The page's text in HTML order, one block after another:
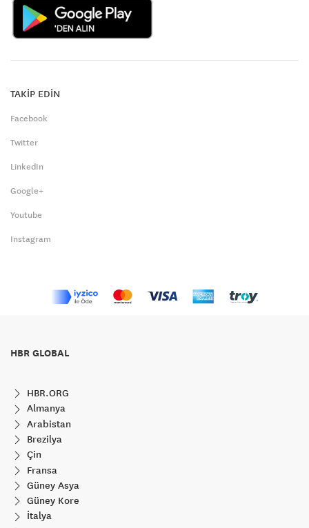
TAKİP EDİN
Facebook
Twitter
LinkedIn
Google+
Youtube
Instagram
HBR GLOBAL
HBR.ORG
Almanya
Arabistan
Brezilya
Çin
Fransa
Güney Asya
Güney Kore
İtalya